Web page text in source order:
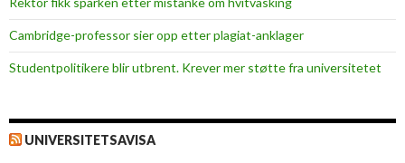
Cambridge-professor sier opp etter plagiat-anklager
Studentpolitikere blir utbrent. Krever mer støtte fra universitetet
UNIVERSITETSAVISA